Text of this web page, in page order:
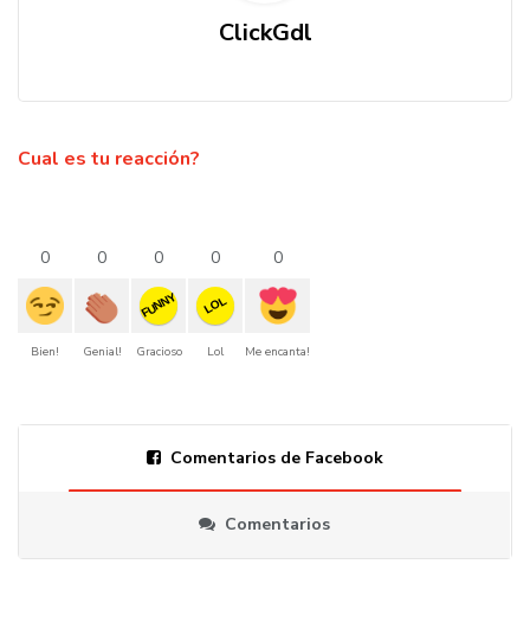
ClickGdl
Cual es tu reacción?
0
Bien!
0
Genial!
0
FUNNY
Gracioso
0
LOL
Lol
0
Me encanta!
Comentarios de Facebook
Comentarios